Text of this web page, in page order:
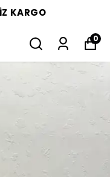
KARGO
0